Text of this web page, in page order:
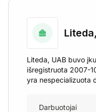
Liteda, UAB buvo
išregistruota 2007-
yra nespecializuota
Darbuotojai